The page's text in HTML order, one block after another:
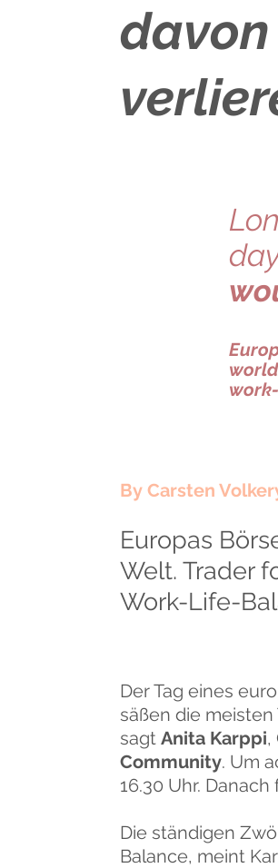
By Carsten
Europas
Welt. Trader
Work-Life-
Der Tag eines
säßen die
sagt Anita Karppi,
Community. Um
16.30 Uhr.
Die ständigen
Balance, meint